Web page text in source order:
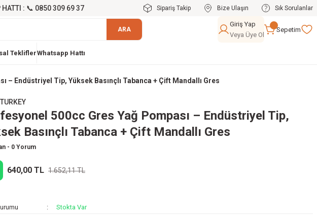
HATTI : 📞 0850 309 69 37 Sipariş Takip Bize Ulaşın Sık Sorulanlar
ARA
Giriş Yap
Veya Üye Ol
Sepetim
TekliflerWhatsapp Hattı
– Endüstriyel Tip, Yüksek Basınçlı Tabanca + Çift Mandallı Gres
500cc Gres Yağ Pompası – Endüstriyel Tip,
Basınçlı Tabanca + Çift Mandallı Gres
- 0 Yorum
640,00 TL 1.652,11 TL
Stokta Var